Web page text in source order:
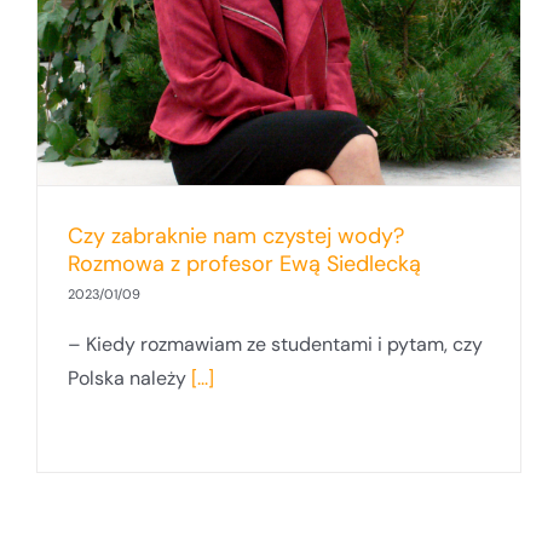
Czy zabraknie nam czystej wody?
Rozmowa z profesor Ewą Siedlecką
2023/01/09
– Kiedy rozmawiam ze studentami i pytam, czy
Polska należy [...]
Katedry Chemii Ogólnej i Nieorganicznej
Wydziału Chemii UG